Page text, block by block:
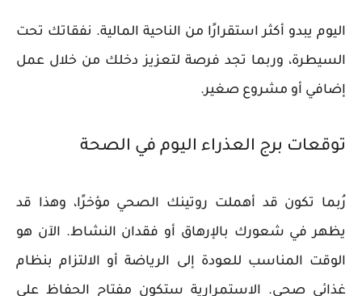
اليوم يبدو أكثر استقرارًا من الناحية المالية. نفقاتك تحت
السيطرة، وربما تجد فرصة لتعزيز دخلك من خلال عمل
إضافي أو مشروع صغير.
توقعات برج العذراء اليوم في الصحة
رُبما تكون قد أهملت روتينك الصحي مؤخرًا، وهذا قد
يظهر في شعورك بالإرهاق أو فقدان النشاط. الآن هو
الوقت المناسب للعودة إلى الرياضة أو الالتزام بنظام
غذائي صحي. الاستمرارية ستكون مفتاح الحفاظ على